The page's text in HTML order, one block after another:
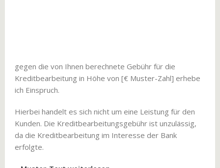
gegen die von Ihnen berechnete Gebühr für die
Kreditbearbeitung in Höhe von [€ Muster-Zahl] erhebe
ich Einspruch.
Hierbei handelt es sich nicht um eine Leistung für den
Kunden. Die Kreditbearbeitungsgebühr ist unzulässig,
da die Kreditbearbeitung im Interesse der Bank
erfolgte.